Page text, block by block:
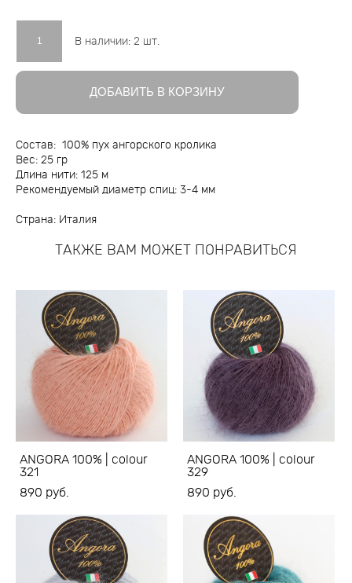
В наличии: 2 шт.
ДОБАВИТЬ В КОРЗИНУ
Состав: 100% пух ангорского кролика
Вес: 25 гр
Длина нити: 125 м
Рекомендуемый диаметр спиц: 3-4 мм
Страна: Италия
ТАКЖЕ ВАМ МОЖЕТ ПОНРАВИТЬСЯ
ANGORA 100% | colour
321
890 pуб.
ANGORA 100% | colour
329
890 pуб.